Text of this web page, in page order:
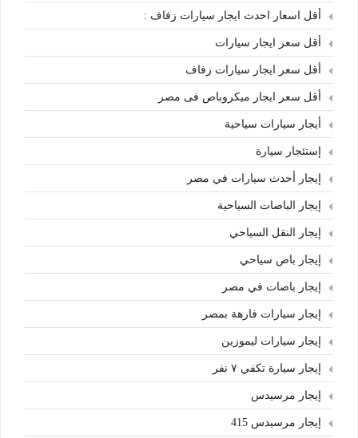
أقل اسعار احدث ايجار سيارات زفاف :
أقل سعر ايجار سيارات
أقل سعر ايجار سيارات زفاف
أقل سعر ايجار ميكروباص فى مصر
أيجار سيارات سياحية
إستئجار سيارة
إيجار أحدث سيارات في مصر
إيجار الباصات السياحية
إيجار النقل السياحي
إيجار باص سياحي
إيجار باصات في مصر
إيجار سيارات فارهة بمصر
إيجار سيارات ليموزين
إيجار سيارة تكفي ٧ نفر
إيجار مرسيدس
إيجار مرسيدس 415